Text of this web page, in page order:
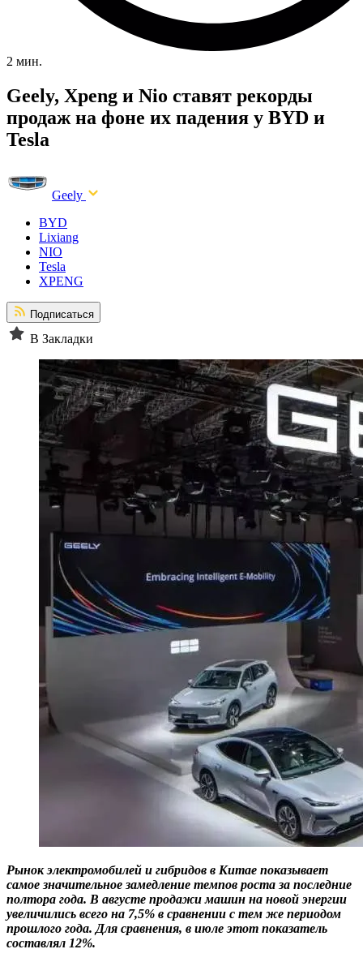
2 мин.
Geely, Xpeng и Nio ставят рекорды
продаж на фоне их падения у BYD и
Tesla
Geely
BYD
Lixiang
NIO
Tesla
XPENG
Подписаться
В Закладки
Рынок электромобилей и гибридов в Китае показывает
самое значительное замедление темпов роста за последние
полтора года. В августе продажи машин на новой энергии
увеличились всего на 7,5% в сравнении с тем же периодом
прошлого года. Для сравнения, в июле этот показатель
составлял 12%.